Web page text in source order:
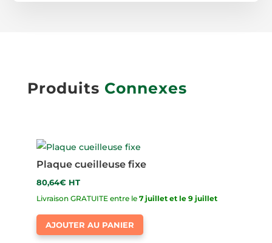
Produits Connexes
Plaque cueilleuse fixe
80,64€ HT
Livraison GRATUITE entre le 7 juillet et le 9 juillet
AJOUTER AU PANIER